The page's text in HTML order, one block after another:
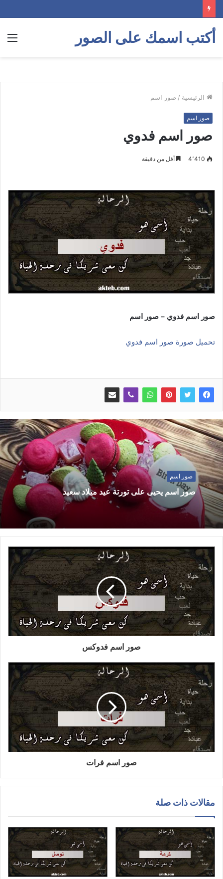
أكتب اسمك على الصور
الرئيسية / صور اسم
صور اسم
صور اسم فدوي
4٬410 أقل من دقيقة
صور اسم فدوي – صور اسم
تحميل صورة صور اسم فدوي
صور اسم
صور اسم يحيى على تورتة عيد ميلاد سعيد
صور اسم فدوكس
صور اسم فرات
مقالات ذات صلة